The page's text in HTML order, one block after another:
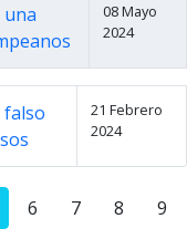
08 Mayo
2024
falso
21 Febrero
2024
6 7 8
9